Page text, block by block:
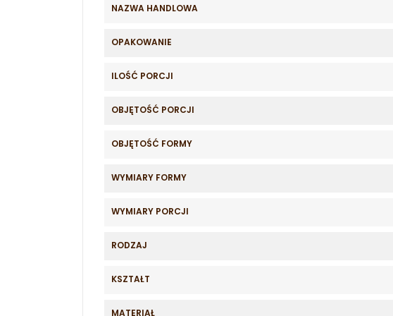
NAZWA HANDLOWA
OPAKOWANIE
ILOŚĆ PORCJI
OBJĘTOŚĆ PORCJI
OBJĘTOŚĆ FORMY
WYMIARY FORMY
WYMIARY PORCJI
RODZAJ
KSZTAŁT
MATERIAŁ